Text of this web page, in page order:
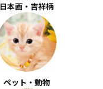
日本画・吉祥柄
ペット・動物